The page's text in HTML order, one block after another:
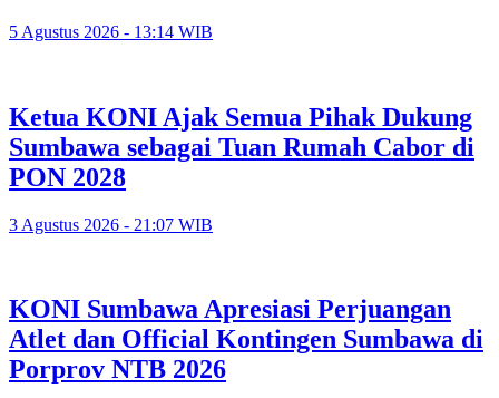
5 Agustus 2026 - 13:14 WIB
Ketua KONI Ajak Semua Pihak Dukung
Sumbawa sebagai Tuan Rumah Cabor di
PON 2028
3 Agustus 2026 - 21:07 WIB
KONI Sumbawa Apresiasi Perjuangan
Atlet dan Official Kontingen Sumbawa di
Porprov NTB 2026